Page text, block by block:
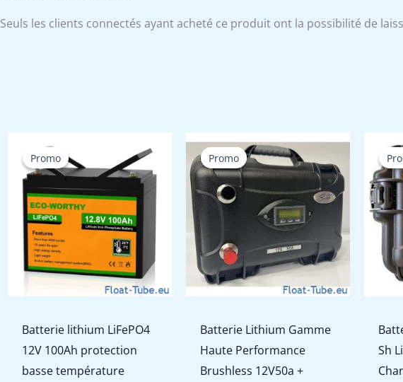
Seuls les clients connectés ayant acheté ce produit ont la possibilité de
Promo
Promo
Batterie lithium LiFePO4
12V 100Ah protection
basse température
Promo
Promo
Batterie Lithium Gamme
Haute Performance
Brushless 12V50a +
Sh